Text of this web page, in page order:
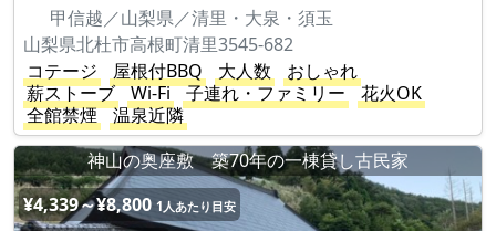
甲信越／山梨県／清里・大泉・須玉
山梨県北杜市高根町清里3545-682
コテージ
屋根付BBQ 大人数
おしゃれ
薪ストーブ
Wi-Fi 子連れ・ファミリー
花火OK
全館禁煙
温泉近隣
神山の奥座敷 築70年の一棟貸し古民家
¥4,339～¥8,800 1人あたり目安